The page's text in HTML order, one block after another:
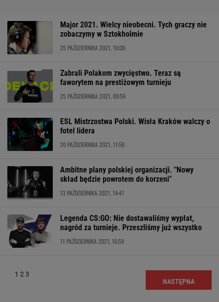
Major 2021. Wielcy nieobecni. Tych graczy nie
zobaczymy w Sztokholmie
25 PAŹDZIERNIKA 2021, 10:00
Zabrali Polakom zwycięstwo. Teraz są
faworytem na prestiżowym turnieju
25 PAŹDZIERNIKA 2021, 09:56
ESL Mistrzostwa Polski. Wisła Kraków walczy o
fotel lidera
20 PAŹDZIERNIKA 2021, 11:56
Ambitne plany polskiej organizacji. "Nowy
skład będzie powrotem do korzeni"
13 PAŹDZIERNIKA 2021, 14:47
Legenda CS:GO: Nie dostawaliśmy wypłat,
nagród za turnieje. Przeszliśmy już wszystko
11 PAŹDZIERNIKA 2021, 16:59
1 2 3
NASTĘPNA